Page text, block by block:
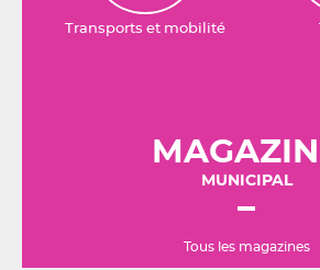
Transports et mobilité
MUNICIPAL
Tous les magazines